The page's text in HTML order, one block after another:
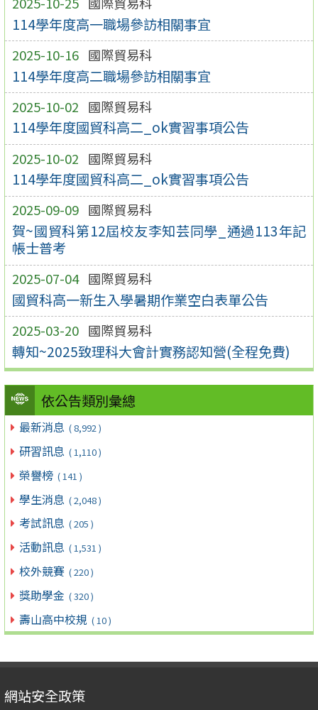
114學年度高一職場參訪相關事宜
2025-10-16 國際貿易科
114學年度高二職場參訪相關事宜
2025-10-02 國際貿易科
114學年度國貿科高二_ok實習事項公告
2025-10-02 國際貿易科
114學年度國貿科高二_ok實習事項公告
2025-09-09 國際貿易科
賀~國貿科第12屆校友李知芸同學_通過113年記
帳士普考
2025-07-04 國際貿易科
國貿科高一新生入學暑期作業空白表單公告
2025-03-20 國際貿易科
轉知~2025致理科大會計實務認知營(全程免費)
依公告類別彙總
最新消息 ( 8,992 )
研習訊息 ( 1,110 )
榮譽榜 ( 141 )
學生消息 ( 2,048 )
考試訊息 ( 205 )
活動訊息 ( 1,531 )
校外競賽 ( 220 )
獎助學金 ( 320 )
壽山高中校規 ( 10 )
網站安全政策